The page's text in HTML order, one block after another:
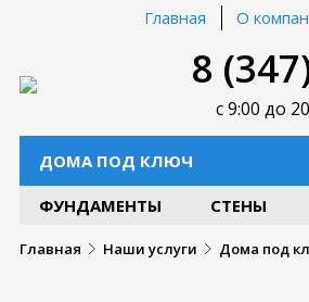
Главная О
8
с 9:00 до
ДОМА ПОД КЛЮЧ
ФУНДАМЕНТЫ СТЕНЫ
Главная Наши услуги Дома под